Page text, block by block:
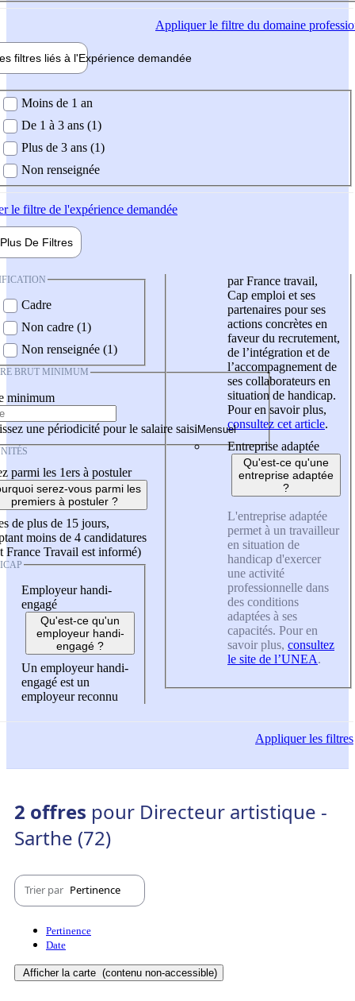
Appliquerle filtre du domaine
filtres liés à l'Expérience demandée
demandée
Moins de 1 an
De 1 à 3 ans (1)
Plus de 3 ans (1)
Non renseignée
le filtre de l'expérience demandée
Plus De Filtres
Cadre
Non cadre (1)
Non renseignée (1)
BRUT MINIMUM
minimum
une périodicité pour le salaire saisi
parmi les 1ers à postuler
serez-vous parmi les
premiers à postuler ?
de plus de 15 jours,
moins de 4 candidatures
France Travail est informé)
Employeur handi-
engagé
Qu'est-ce qu'un
employeur handi-
engagé ?
Un employeur handi-
engagé est un
employeur reconnu
par France travail,
Cap emploi et ses
partenaires pour ses
actions concrètes en
faveur du recrutement,
de l’intégration et de
l’accompagnement de
ses collaborateurs en
situation de handicap.
Pour en savoir plus,
consultez cet article.
Entreprise adaptée
Qu'est-ce qu'une
entreprise adaptée
?
L'entreprise adaptée
permet à un travailleur
en situation de
handicap d'exercer
une activité
professionnelle dans
des conditions
adaptées à ses
capacités. Pour en
savoir plus, consultez
le site de l’UNEA.
Appliquerles filtres
2 offres pour Directeur artistique -
Sarthe (72)
Trier par Pertinence
Pertinence
Date
Afficher la carte (contenu non-accessible)